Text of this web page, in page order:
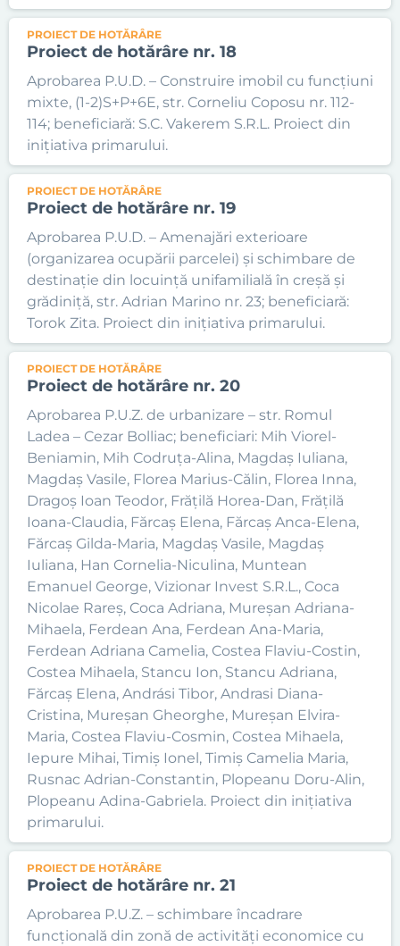
PROIECT DE HOTĂRÂRE
Proiect de hotărâre nr. 18
Aprobarea P.U.D. – Construire imobil cu funcțiuni
mixte, (1-2)S+P+6E, str. Corneliu Coposu nr. 112-
114; beneficiară: S.C. Vakerem S.R.L. Proiect din
inițiativa primarului.
PROIECT DE HOTĂRÂRE
Proiect de hotărâre nr. 19
Aprobarea P.U.D. – Amenajări exterioare
(organizarea ocupării parcelei) și schimbare de
destinație din locuință unifamilială în creșă și
grădiniță, str. Adrian Marino nr. 23; beneficiară:
Torok Zita. Proiect din inițiativa primarului.
PROIECT DE HOTĂRÂRE
Proiect de hotărâre nr. 20
Aprobarea P.U.Z. de urbanizare – str. Romul
Ladea – Cezar Bolliac; beneficiari: Mih Viorel-
Beniamin, Mih Codruța-Alina, Magdaș Iuliana,
Magdaș Vasile, Florea Marius-Călin, Florea Inna,
Dragoș Ioan Teodor, Frățilă Horea-Dan, Frățilă
Ioana-Claudia, Fărcaș Elena, Fărcaș Anca-Elena,
Fărcaș Gilda-Maria, Magdaș Vasile, Magdaș
Iuliana, Han Cornelia-Niculina, Muntean
Emanuel George, Vizionar Invest S.R.L., Coca
Nicolae Rareș, Coca Adriana, Mureșan Adriana-
Mihaela, Ferdean Ana, Ferdean Ana-Maria,
Ferdean Adriana Camelia, Costea Flaviu-Costin,
Costea Mihaela, Stancu Ion, Stancu Adriana,
Fărcaș Elena, Andrási Tibor, Andrasi Diana-
Cristina, Mureșan Gheorghe, Mureșan Elvira-
Maria, Costea Flaviu-Cosmin, Costea Mihaela,
Iepure Mihai, Timiș Ionel, Timiș Camelia Maria,
Rusnac Adrian-Constantin, Plopeanu Doru-Alin,
Plopeanu Adina-Gabriela. Proiect din inițiativa
primarului.
PROIECT DE HOTĂRÂRE
Proiect de hotărâre nr. 21
Aprobarea P.U.Z. – schimbare încadrare
funcțională din zonă de activități economice cu